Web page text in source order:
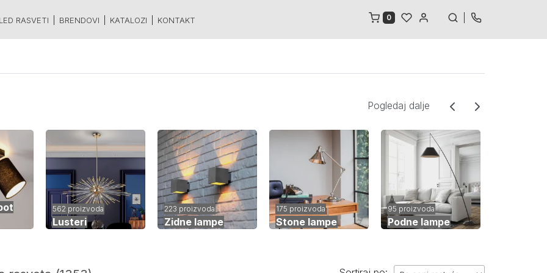
RASVETI BRENDOVI KATALOZI KONTAKT 0
Pogledaj dalje
562 proizvoda
Lusteri
223 proizvoda
Zidne lampe
175 proizvoda
Stone lampe
95 proizvoda
Podne lampe